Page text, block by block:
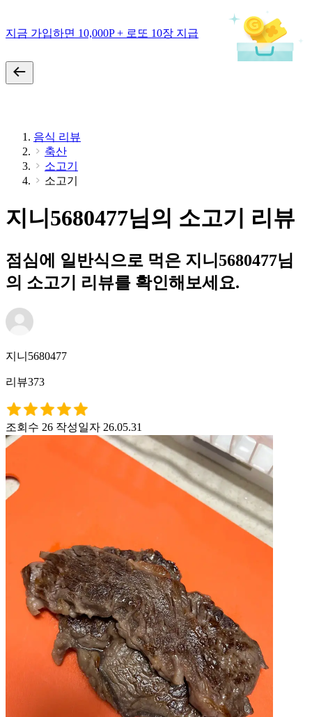
지금 가입하면 10,000P + 로또 10장 지급
음식 리뷰
축산
소고기
소고기
지니5680477님의 소고기 리뷰
점심에 일반식으로 먹은 지니5680477님
의 소고기 리뷰를 확인해보세요.
지니5680477
리뷰373
조회수 26 작성일자 26.05.31